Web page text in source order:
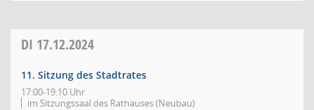
DI 17.12.2024
11. Sitzung des Stadtrates
17:00-19:10 Uhr
im Sitzungssaal des Rathauses (Neubau)